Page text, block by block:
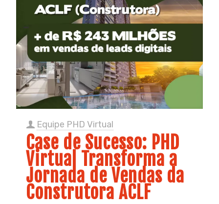
Equipe PHD Virtual
Case de Sucesso: PHD
Virtual Transforma a
Jornada de Vendas da
Construtora ACLF